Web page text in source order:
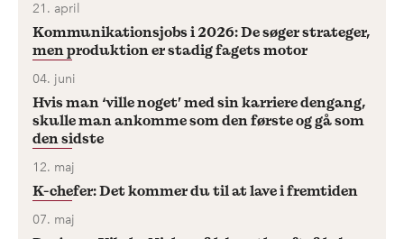
21. april
Kommunikationsjobs i 2026: De søger strateger,
men produktion er stadig fagets motor
04. juni
Hvis man ‘ville noget’ med sin karriere dengang,
skulle man ankomme som den første og gå som
den sidste
12. maj
K-chefer: Det kommer du til at lave i fremtiden
07. maj